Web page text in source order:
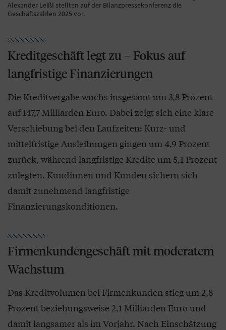
Alexander Leißl stellten auf der Bilanzpressekonferenz die
Geschäftszahlen 2025 vor.
Kreditgeschäft legt zu – Fokus auf
langfristige Finanzierungen
Die Kreditvergabe wuchs insgesamt um 3,8 Prozent
auf 147,7 Milliarden Euro. Dabei zeigt sich eine klare
Verschiebung bei den Laufzeiten: Kurz- und
mittelfristige Ausleihungen gingen um 4,9 Prozent
zurück, während langfristige Kredite um 5,1 Prozent
zulegten. Kundinnen und Kunden sichern sich
damit zunehmend langfristige
Finanzierungskonditionen.
Firmenkundengeschäft mit moderatem
Wachstum
Das Kreditvolumen bei Firmenkunden stieg um 2,8
Prozent beziehungsweise 2,1 Milliarden Euro und
damit langsamer als im Vorjahr. Nach Einschätzung